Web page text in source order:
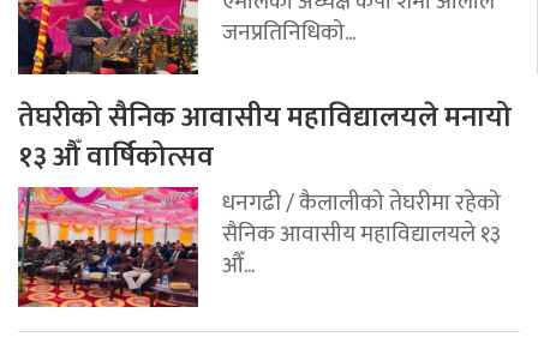
जनप्रतिनिधिको...
तेघरीको सैनिक आवासीय महाविद्यालयले मनायो
१३ औँ वार्षिकोत्सव
धनगढी / कैलालीको तेघरीमा रहेको
सैनिक आवासीय महाविद्यालयले १३
औँ...